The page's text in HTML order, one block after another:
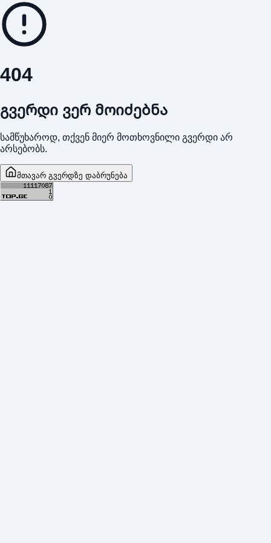
404
გვერდი ვერ მოიძებნა
სამწუხაროდ, თქვენ მიერ მოთხოვნილი გვერდი არ
არსებობს.
მთავარ გვერდზე დაბრუნება